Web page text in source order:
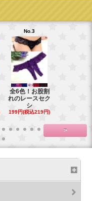
No.3
全6色！お股割
れのレースセク
シ
199円(税込219円)
>